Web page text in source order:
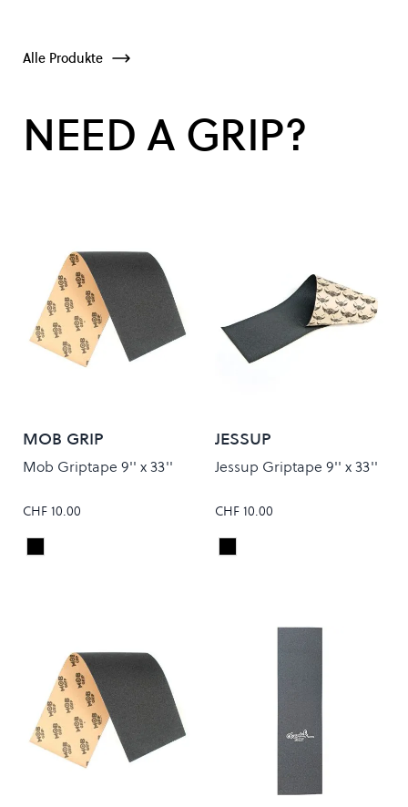
Alle Produkte
NEED A GRIP?
MOB GRIP
Mob Griptape 9'' x 33''
CHF 10.00
Colour
Black
JESSUP
Jessup Griptape 9'' x 33''
CHF 10.00
Colour
Black